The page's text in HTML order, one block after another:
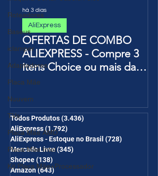
Roteadores
Baseus
iclamper
Adaptadores
Placa Mãe
Nuuvem
TVs
Placa Mãe AMD
Placa Mãe Intel
Kit Placa Mãe+Processador
OFERTAS DE COMBO
ALIEXPRESS - Compre 3
itens Choice ou mais da
Página de Promoções e
desc em 6 itens/R$25 de
desc em 10 itens) OS
CUPONS SÃO VÁLIDOS NO
COMBO
AliExpress
há 3 dias
Todos Produtos(3.436)
AliExpress(1.792)
AliExpress - Estoque no Brasil (728)
Mercado Livre(345)
Shopee(138)
Amazon(643)643 posts